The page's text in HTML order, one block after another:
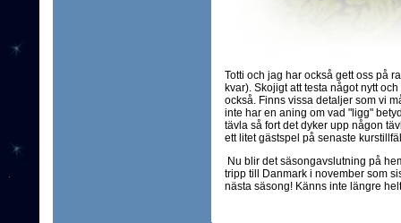
Totti och jag har också gett oss på
kvar). Skojigt att testa något nytt
också. Finns vissa detaljer som vi
inte har en aning om vad "ligg"
tävla så fort det dyker upp någon
ett litet gästspel på senaste
Nu blir det säsongavslutning på
tripp till Danmark i november som
nästa säsong! Känns inte längre